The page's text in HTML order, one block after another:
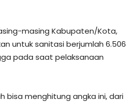
masing Kabupaten/Kota,
untuk sanitasi berjumlah 6.506
pada saat pelaksanaan
bisa menghitung angka ini, dari